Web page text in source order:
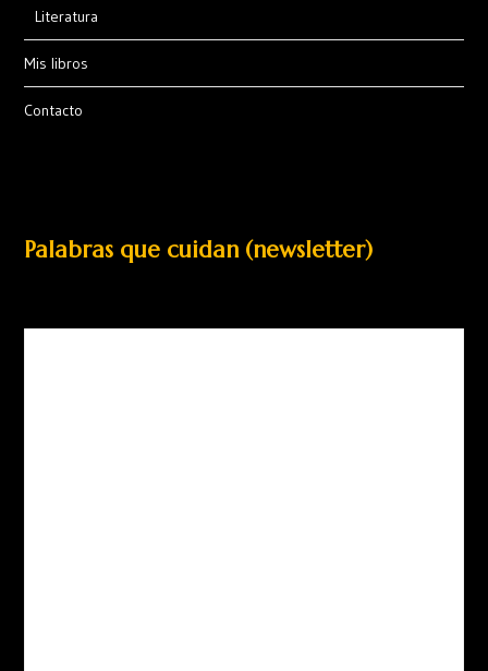
Literatura
Mis libros
Contacto
Palabras que cuidan (newsletter)